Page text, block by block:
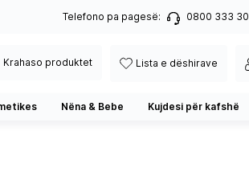
Telefono pa pagesë: 0800 333 30
Krahaso produktet Lista e dëshirave
Nëna & Bebe Kujdesi për kafshë